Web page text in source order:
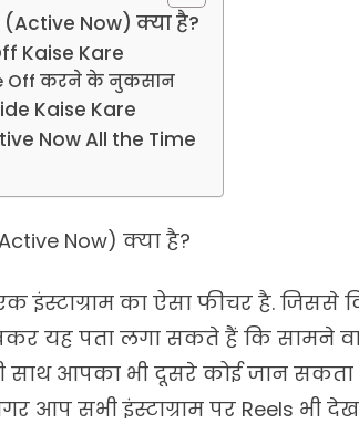
Now) क्या है?
Kaise Kare
Off करने के नुकसान
Kaise Kare
Now All the Time
Now) क्या है?
इंस्टाग्राम का ऐसा फीचर है. जिससे
यह पता लगा सकते हैं कि सामने
ही साथ आपका भी दूसरे कोई जान
आप सभी इंस्टाग्राम पर Reels भी देख